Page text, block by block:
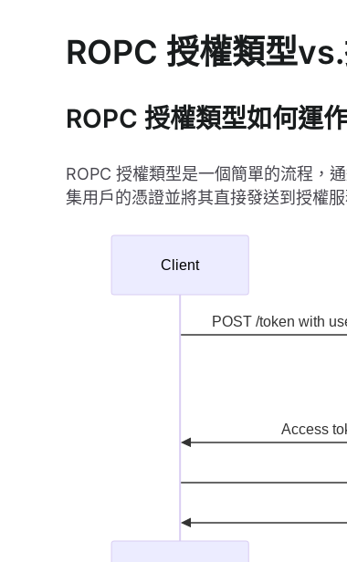
ROPC 授權類型
ROPC 授權類型如何運
ROPC 授權類型是一個簡單的流程，
集用戶的憑證並將其直接發送到授權